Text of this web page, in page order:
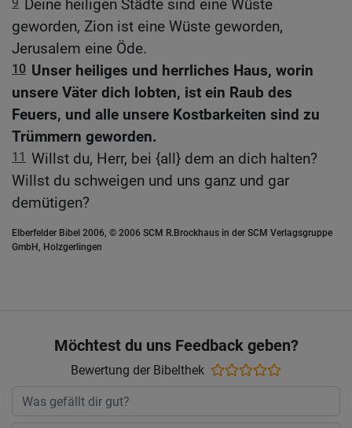
Deine heiligen Städte sind eine Wüste
geworden, Zion ist eine Wüste geworden,
Jerusalem eine Öde.
10 Unser heiliges und herrliches Haus, worin
unsere Väter dich lobten, ist ein Raub des
Feuers, und alle unsere Kostbarkeiten sind zu
Trümmern geworden.
11 Willst du, Herr, bei {all} dem an dich halten?
Willst du schweigen und uns ganz und gar
demütigen?
Elberfelder Bibel 2006, © 2006 SCM R.Brockhaus in der SCM Verlagsgruppe
GmbH, Holzgerlingen
Möchtest du uns Feedback geben?
Bewertung der Bibelthek